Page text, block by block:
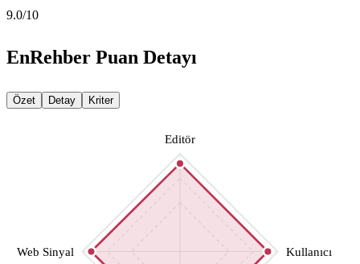
9.0/10
EnRehber Puan Detayı
Özet Detay Kriter
Editör
Kullanıcı
Web Sinyal